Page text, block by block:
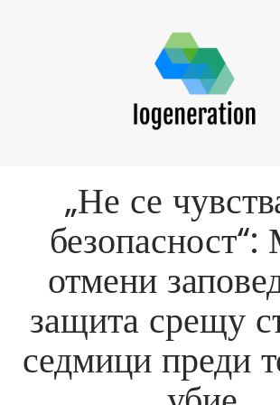
„Не се
отмени
защита срещу
седмици преди